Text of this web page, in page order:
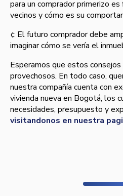
para un comprador primerizo
vecinos y cómo es su
¢ El futuro comprador debe
imaginar cómo se verí­a el
Esperamos que estos consejos
provechosos. En todo caso,
nuestra compañí­a cuenta con
vivienda nueva en Bogotá, los
necesidades, presupuesto y
visitandonos en nuestra